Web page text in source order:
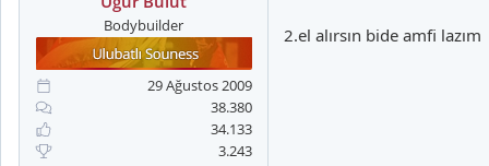
Bodybuilder
29 Ağustos 2009
38.380
34.133
3.243
2.el alırsın bide amfi lazım